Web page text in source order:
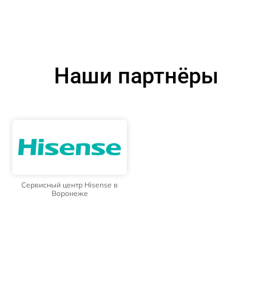
Наши партнёры
Сервисный центр Hisense в
Воронеже